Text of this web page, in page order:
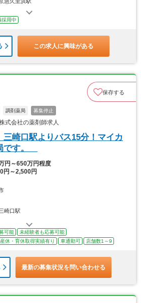
採用中
この求人に興味がある
保存する
調剤薬局 募集停止
式会社の薬剤師求人
三崎口駅よりバス15分！マイカ
です。
円～650万円程度
円～2,500円
崎口駅
可能
未経験者も応募可能
産休・育休取得実績有り 車通勤可 店舗数1～9
最新の募集状況を問い合わせる